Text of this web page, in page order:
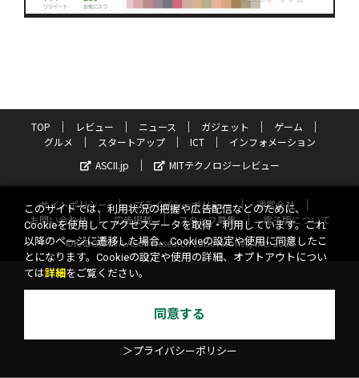
TOP レビュー ニュース ガジェット
ゲーム
グルメ
スタートアップ ICT
インフォメーション
ASCII.jp
MITテクノロジーレビュー
サイトポリシー プライバシーポリシー
運営会社
お問い合わせ
広告掲載 スタッフ募集
電子版について
©KADOKAWA ASCII Research Laboratories, Inc. 2026
このサイトでは、利用状況の把握や広告配信などのために、
Cookieを使用してアクセスデータを取得・利用しています。これ
以降のページに遷移した場合、Cookieの設定や使用に同意したこ
とになります。Cookieの設定や使用の詳細、オプトアウトについ
ては詳細 をご覧ください。
同意する
＞プライバシーポリシー